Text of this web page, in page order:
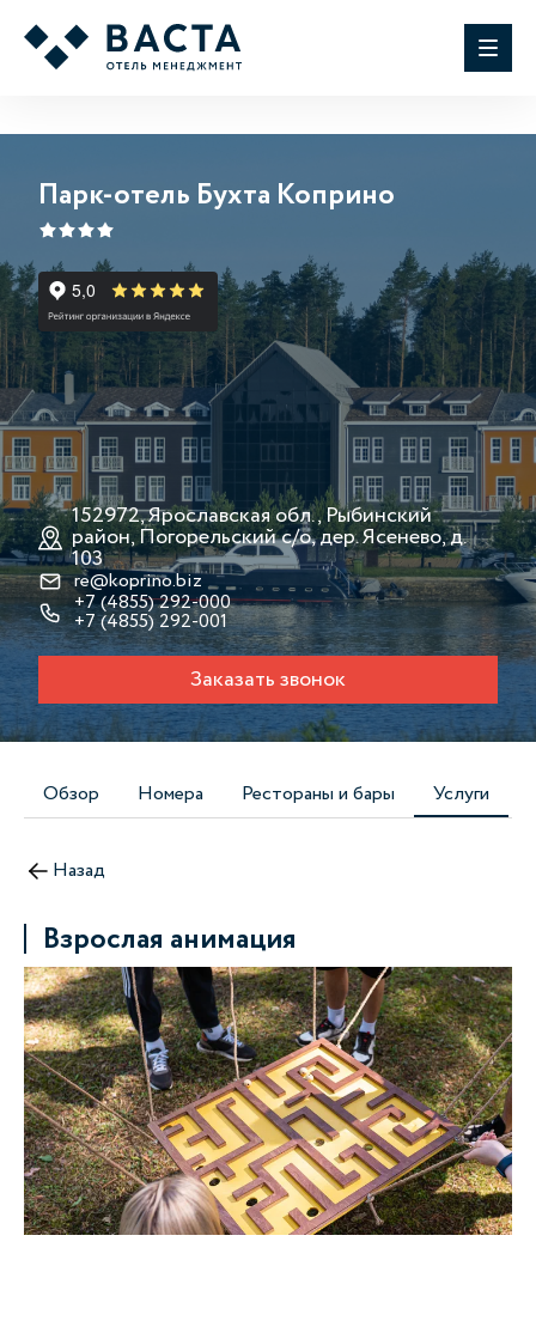
Парк-отель Бухта Коприно
152972, Ярославская обл., Рыбинский
район, Погорельский с/о, дер. Ясенево, д.
103
re@koprino.biz
+7 (4855) 292-000
+7 (4855) 292-001
Заказать звонок
Обзор Номера Рестораны и бары Услуги
Назад
Взрослая анимация